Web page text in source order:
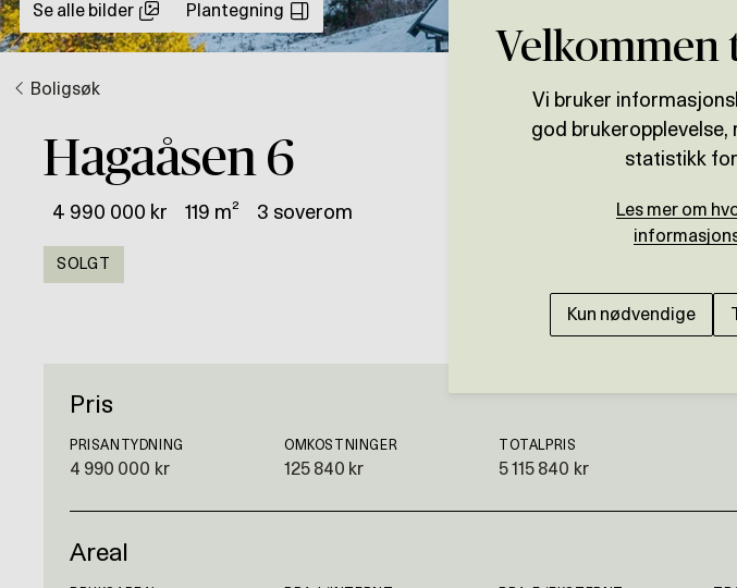
Se alle bilder Plantegning
Boligsøk
Hagaåsen 6
4 990 000 kr 119 m² 3 soverom
SOLGT
Pris
PRISANTYDNING
4 990 000 kr
OMKOSTNINGER
125 840 kr
TOTALPRIS
5 115 840 kr
Areal
Velkommen
Vi bruker
god brukeropplevelse,
statistikk
Les mer om
Kun nødvendige